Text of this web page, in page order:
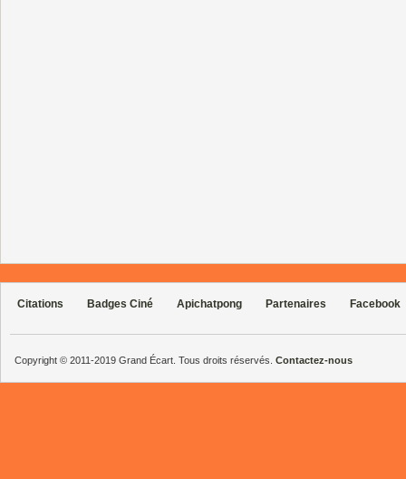
Citations Badges Ciné Apichatpong Partenaires Facebook
Copyright © 2011-2019 Grand Écart. Tous droits réservés. Contactez-nous